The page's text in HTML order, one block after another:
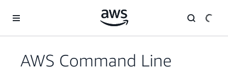
Pular para o conteúdo principal
AWS Command Line